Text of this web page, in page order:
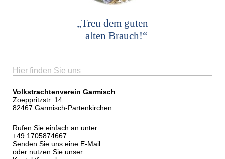
„Treu dem guten
alten Brauch!“
Hier finden Sie uns
Volkstrachtenverein Garmisch
Zoeppritzstr. 14
82467 Garmisch-Partenkirchen
Rufen Sie einfach an unter
+49 1705874667
Senden Sie uns eine E-Mail
oder nutzen Sie unser